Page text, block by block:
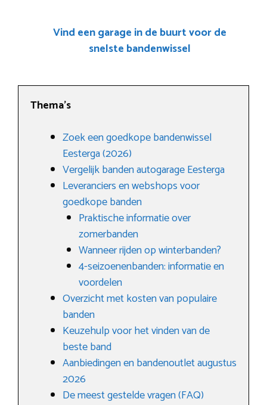
Vind een garage in de buurt voor de
snelste bandenwissel
Thema’s
Zoek een goedkope bandenwissel
Eesterga (2026)
Vergelijk banden autogarage Eesterga
Leveranciers en webshops voor
goedkope banden
Praktische informatie over
zomerbanden
Wanneer rijden op winterbanden?
4-seizoenenbanden: informatie en
voordelen
Overzicht met kosten van populaire
banden
Keuzehulp voor het vinden van de
beste band
Aanbiedingen en bandenoutlet augustus
2026
De meest gestelde vragen (FAQ)